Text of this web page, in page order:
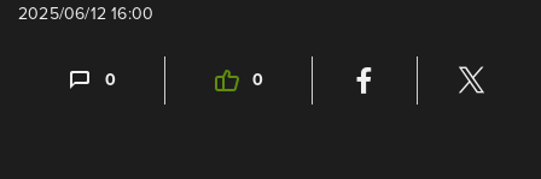
2025/06/12 16:00
0 0